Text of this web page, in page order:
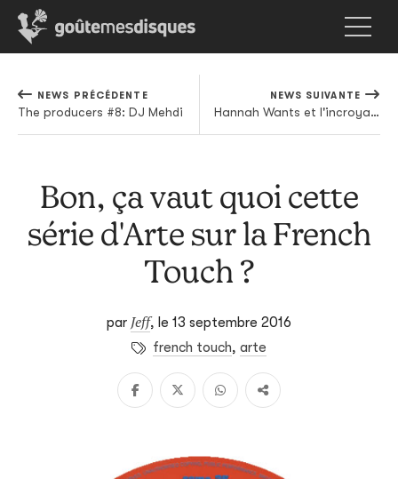
NEWS PRÉCÉDENTE
The producers #8: DJ Mehdi
NEWS SUIVANTE
Hannah Wants et l'incroyable plagiat de Boddika et Joy O
Bon, ça vaut quoi cette
série d'Arte sur la French
Touch ?
par Jeff, le 13 septembre 2016
french touch, arte